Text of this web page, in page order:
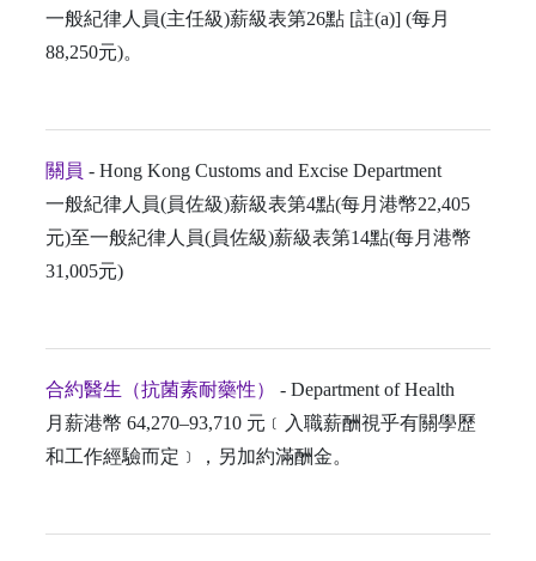
一般紀律人員(主任級)薪級表第26點 [註(a)] (每月
88,250元)。
關員 - Hong Kong Customs and Excise Department
一般紀律人員(員佐級)薪級表第4點(每月港幣22,405
元)至一般紀律人員(員佐級)薪級表第14點(每月港幣
31,005元)
合約醫生（抗菌素耐藥性）
- Department of Health
月薪港幣 64,270–93,710 元﹝入職薪酬視乎有關學歷
和工作經驗而定﹞，另加約滿酬金。